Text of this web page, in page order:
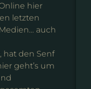
hier
letzten
auch
hat den Senf
geht’s um